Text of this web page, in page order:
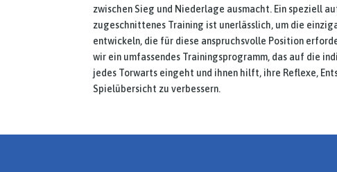
zwischen Sieg und Niederlage ausmacht. Ein speziell
zugeschnittenes Training ist unerlässlich, um die
entwickeln, die für diese anspruchsvolle Position
wir ein umfassendes Trainingsprogramm, das auf die
jedes Torwarts eingeht und ihnen hilft, ihre Reflexe,
Spielübersicht zu verbessern.